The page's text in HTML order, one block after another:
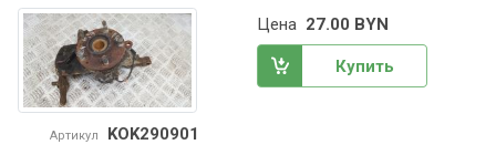
Артикул KOK290901
Цена 27.00 BYN
Купить